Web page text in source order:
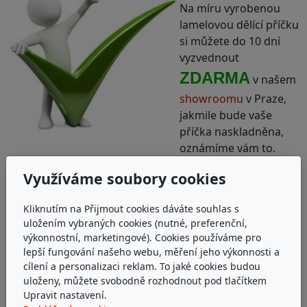
Na míru vyrobenou
lamelovou dělící příčku
si můžete do 10 dní
vyzvednout
ZDARMA v našem
showroomu v Praze,
jakmile bude vaše
příčka naskladněna,
oznámíme vám to.
Vzhledem k úpravě na míru
Využíváme soubory cookies
Kliknutím na Přijmout cookies dáváte souhlas s
uložením vybraných cookies (nutné, preferenční,
výkonnostní, marketingové). Cookies používáme pro
lepší fungování našeho webu, měření jeho výkonnosti a
cílení a personalizaci reklam. To jaké cookies budou
uloženy, můžete svobodně rozhodnout pod tlačítkem
Upravit nastavení.